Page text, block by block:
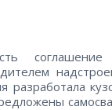
соглашение
разработала